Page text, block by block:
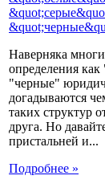
Наверняка
определения
"черные"
догадываются
таких структур
друга. Но
пристальней и...
Подробнее »